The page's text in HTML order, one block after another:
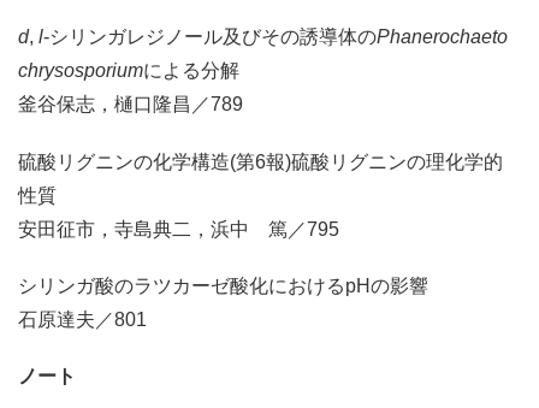
d, l-シリンガレジノール及びその誘導体のPhanerochaeto
chrysosporiumによる分解
釜谷保志，樋口隆昌／789
硫酸リグニンの化学構造(第6報)硫酸リグニンの理化学的
性質
安田征市，寺島典二，浜中 篤／795
シリンガ酸のラツカーゼ酸化におけるpHの影響
石原達夫／801
ノート